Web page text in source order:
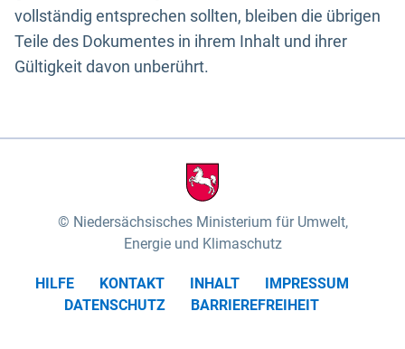
vollständig entsprechen sollten, bleiben die übrigen
Teile des Dokumentes in ihrem Inhalt und ihrer
Gültigkeit davon unberührt.
Niedersächsisches Ministerium für Umwelt,
Energie und Klimaschutz
HILFE KONTAKT INHALT
IMPRESSUM
DATENSCHUTZ
BARRIEREFREIHEIT